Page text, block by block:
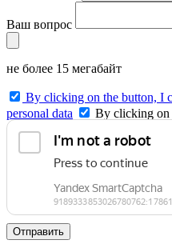
Ваш вопрос
не более 15 мегабайт
By clicking on the button, I
personal data
By clicking on
agreement
Отправить